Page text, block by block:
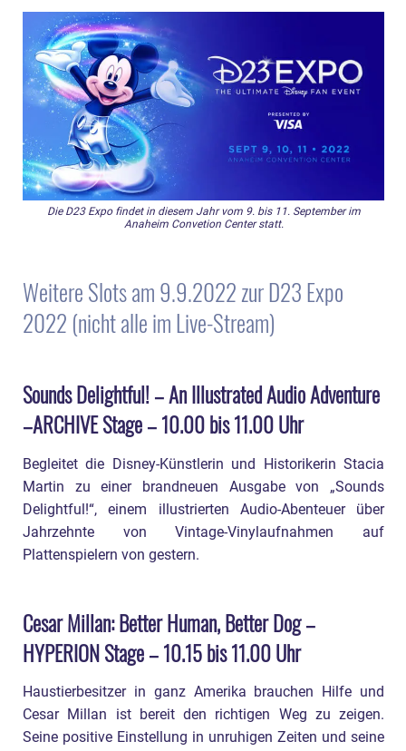
Die D23 Expo findet in diesem Jahr vom 9. bis 11. September im
Anaheim Convetion Center statt.
Weitere Slots am 9.9.2022 zur D23 Expo
2022 (nicht alle im Live-Stream)
Sounds Delightful! – An Illustrated Audio Adventure
–ARCHIVE Stage – 10.00 bis 11.00 Uhr
Begleitet die Disney-Künstlerin und Historikerin Stacia
Martin zu einer brandneuen Ausgabe von „Sounds
Delightful!“, einem illustrierten Audio-Abenteuer über
Jahrzehnte von Vintage-Vinylaufnahmen auf
Plattenspielern von gestern.
Cesar Millan: Better Human, Better Dog –
HYPERION Stage – 10.15 bis 11.00 Uhr
Haustierbesitzer in ganz Amerika brauchen Hilfe und
Cesar Millan ist bereit den richtigen Weg zu zeigen.
Seine positive Einstellung in unruhigen Zeiten und seine